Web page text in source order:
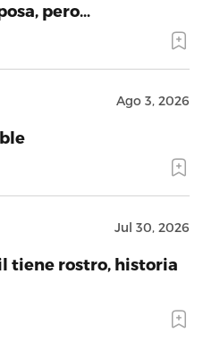
pero…
Ago 3, 2026
Jul 30, 2026
tiene rostro, historia